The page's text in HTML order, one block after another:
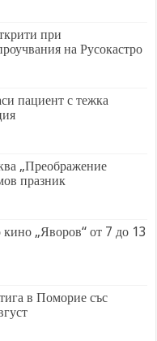
при
на Русокастро
пациент с тежка
„Преображение
празник
„Яворов“ от 7 до 13
в Поморие със